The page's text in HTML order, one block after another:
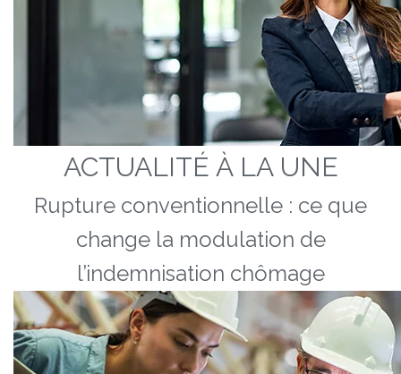
ACTUALITÉ À LA UNE
Rupture conventionnelle : ce que
change la modulation de
l’indemnisation chômage